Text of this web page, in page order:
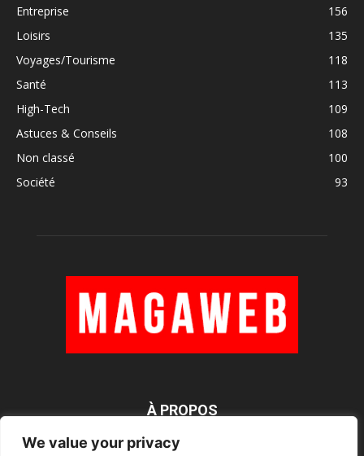
We value your privacy
Entreprise
156
Loisirs
135
Voyages/Tourisme
118
Santé
113
High-Tech
109
Astuces & Conseils
108
Non classé
100
Société
93
À PROPOS